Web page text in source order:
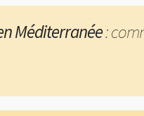
Méditerranée: